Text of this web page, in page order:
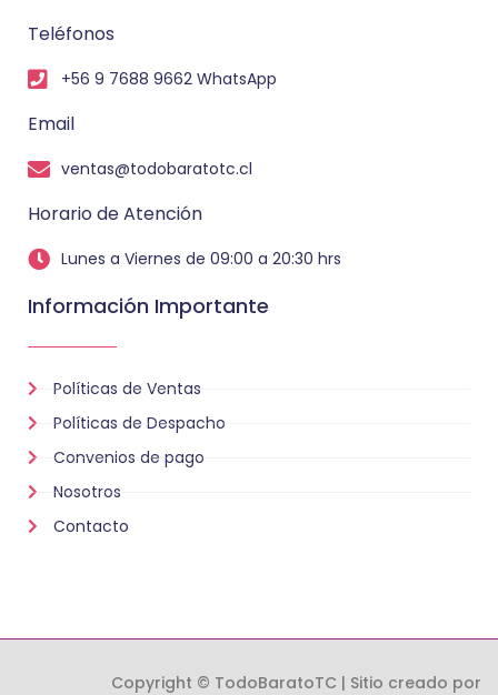
Teléfonos
+56 9 7688 9662 WhatsApp
Email
ventas@todobaratotc.cl
Horario de Atención
Lunes a Viernes de 09:00 a 20:30 hrs
Información Importante
Políticas de Ventas
Políticas de Despacho
Convenios de pago
Nosotros
Contacto
Copyright © TodoBaratoTC | Sitio creado por